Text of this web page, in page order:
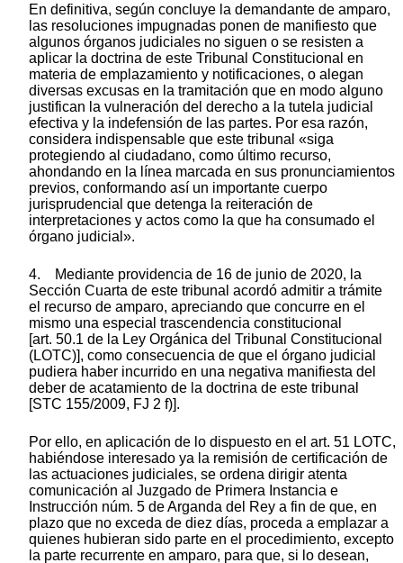
En definitiva, según concluye la demandante de amparo,
las resoluciones impugnadas ponen de manifiesto que
algunos órganos judiciales no siguen o se resisten a
aplicar la doctrina de este Tribunal Constitucional en
materia de emplazamiento y notificaciones, o alegan
diversas excusas en la tramitación que en modo alguno
justifican la vulneración del derecho a la tutela judicial
efectiva y la indefensión de las partes. Por esa razón,
considera indispensable que este tribunal «siga
protegiendo al ciudadano, como último recurso,
ahondando en la línea marcada en sus pronunciamientos
previos, conformando así un importante cuerpo
jurisprudencial que detenga la reiteración de
interpretaciones y actos como la que ha consumado el
órgano judicial».
4. Mediante providencia de 16 de junio de 2020, la
Sección Cuarta de este tribunal acordó admitir a trámite
el recurso de amparo, apreciando que concurre en el
mismo una especial trascendencia constitucional
[art. 50.1 de la Ley Orgánica del Tribunal Constitucional
(LOTC)], como consecuencia de que el órgano judicial
pudiera haber incurrido en una negativa manifiesta del
deber de acatamiento de la doctrina de este tribunal
[STC 155/2009, FJ 2 f)].
Por ello, en aplicación de lo dispuesto en el art. 51 LOTC,
habiéndose interesado ya la remisión de certificación de
las actuaciones judiciales, se ordena dirigir atenta
comunicación al Juzgado de Primera Instancia e
Instrucción núm. 5 de Arganda del Rey a fin de que, en
plazo que no exceda de diez días, proceda a emplazar a
quienes hubieran sido parte en el procedimiento, excepto
la parte recurrente en amparo, para que, si lo desean,